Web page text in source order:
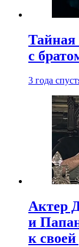
Тайная
с
3 года
Актер
и
к своей